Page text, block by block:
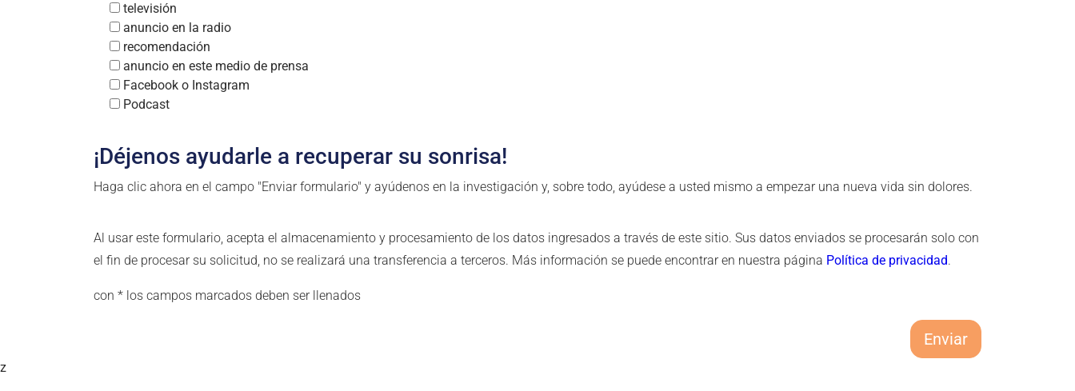
televisión
anuncio en la radio
recomendación
anuncio en este medio de prensa
Facebook o Instagram
Podcast
¡Déjenos ayudarle a recuperar su sonrisa!
Haga clic ahora en el campo "Enviar formulario" y ayúdenos en la investigación y, sobre todo, ayúdese a usted mismo a empezar una nueva vida sin dolores.
Al usar este formulario, acepta el almacenamiento y procesamiento de los datos ingresados a través de este sitio. Sus datos enviados se procesarán solo con
el fin de procesar su solicitud, no se realizará una transferencia a terceros. Más información se puede encontrar en nuestra página Política de privacidad.
con * los campos marcados deben ser llenados
Enviar
z